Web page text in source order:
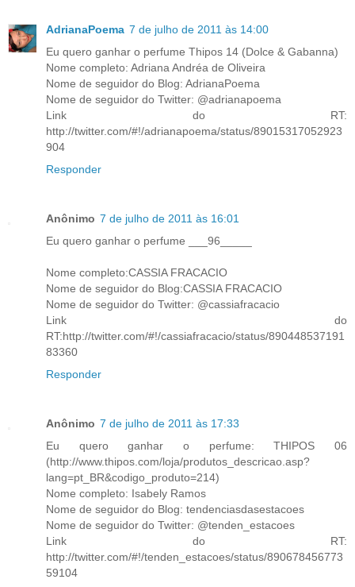
AdrianaPoema 7 de julho de 2011 às 14:00
Eu quero ganhar o perfume Thipos 14 (Dolce & Gabanna)
Nome completo: Adriana Andréa de Oliveira
Nome de seguidor do Blog: AdrianaPoema
Nome de seguidor do Twitter: @adrianapoema
Link do RT:
http://twitter.com/#!/adrianapoema/status/89015317052923
904
Responder
Anônimo 7 de julho de 2011 às 16:01
Eu quero ganhar o perfume ___96_____
Nome completo:CASSIA FRACACIO
Nome de seguidor do Blog:CASSIA FRACACIO
Nome de seguidor do Twitter: @cassiafracacio
Link do
RT:http://twitter.com/#!/cassiafracacio/status/890448537191
83360
Responder
Anônimo 7 de julho de 2011 às 17:33
Eu quero ganhar o perfume: THIPOS 06
(http://www.thipos.com/loja/produtos_descricao.asp?
lang=pt_BR&codigo_produto=214)
Nome completo: Isabely Ramos
Nome de seguidor do Blog: tendenciasdasestacoes
Nome de seguidor do Twitter: @tenden_estacoes
Link do RT:
http://twitter.com/#!/tenden_estacoes/status/890678456773
59104